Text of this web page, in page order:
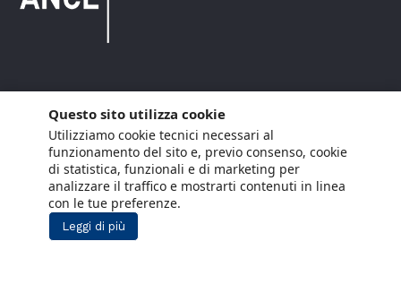
Copyright © 2021 ANCE. Tutti i diritti riservati.
Privacy
Arianna Net
Società di
servizi
Cookie Policy
Arianna CE
Gestisci cookie
Social Media Policy
Questo sito utilizza cookie
Utilizziamo cookie tecnici necessari al
funzionamento del sito e, previo consenso, cookie
di statistica, funzionali e di marketing per
analizzare il traffico e mostrarti contenuti in linea
con le tue preferenze.
Leggi di più